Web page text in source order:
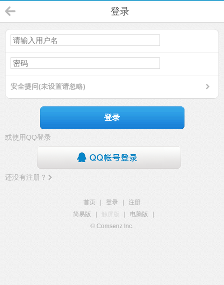
登录
安全提问(未设置请忽略)
登录
或使用QQ登录
还没有注册？
首页 登录
注册
简易版
触屏版 电脑版
© Comsenz Inc.